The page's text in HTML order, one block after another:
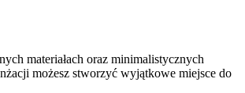
materiałach oraz minimalistycznych
możesz stworzyć wyjątkowe miejsce do